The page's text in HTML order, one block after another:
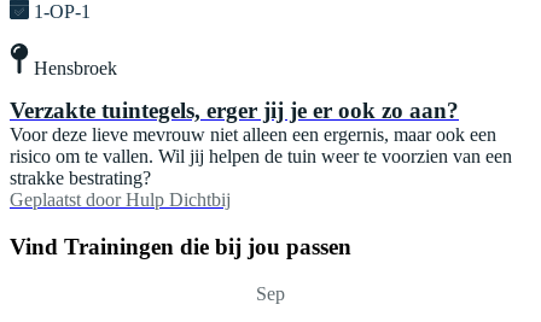
1-OP-1
Hensbroek
Verzakte tuintegels, erger jij je er ook zo aan?
Voor deze lieve mevrouw niet alleen een ergernis, maar ook een
risico om te vallen. Wil jij helpen de tuin weer te voorzien van een
strakke bestrating?
Geplaatst door Hulp Dichtbij
Vind Trainingen die bij jou passen
Sep